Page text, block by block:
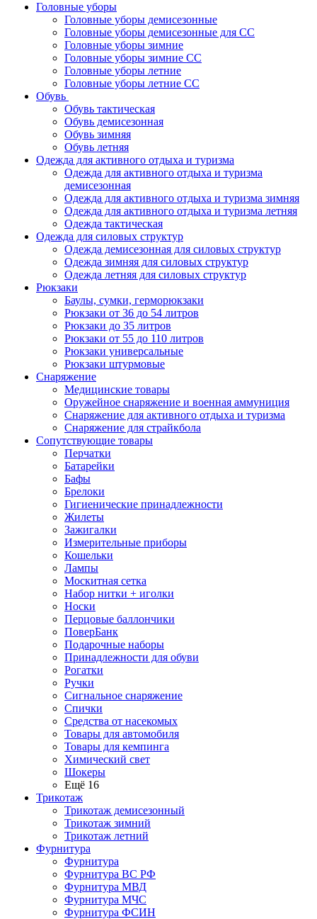
Головные уборы
Головные уборы демисезонные
Головные уборы демисезонные для СС
Головные уборы зимние
Головные уборы зимние СС
Головные уборы летние
Головные уборы летние СС
Обувь
Обувь тактическая
Обувь демисезонная
Обувь зимняя
Обувь летняя
Одежда для активного отдыха и туризма
Одежда для активного отдыха и туризма
демисезонная
Одежда для активного отдыха и туризма зимняя
Одежда для активного отдыха и туризма летняя
Одежда тактическая
Одежда для силовых структур
Одежда демисезонная для силовых структур
Одежда зимняя для силовых структур
Одежда летняя для силовых структур
Рюкзаки
Баулы, сумки, герморюкзаки
Рюкзаки от 36 до 54 литров
Рюкзаки до 35 литров
Рюкзаки от 55 до 110 литров
Рюкзаки универсальные
Рюкзаки штурмовые
Снаряжение
Медицинские товары
Оружейное снаряжение и военная аммуниция
Снаряжение для активного отдыха и туризма
Снаряжение для страйкбола
Сопутствующие товары
Перчатки
Батарейки
Бафы
Брелоки
Гигиенические принадлежности
Жилеты
Зажигалки
Измерительные приборы
Кошельки
Лампы
Москитная сетка
Набор нитки + иголки
Носки
Перцовые баллончики
ПоверБанк
Подарочные наборы
Принадлежности для обуви
Рогатки
Ручки
Сигнальное снаряжение
Спички
Средства от насекомых
Товары для автомобиля
Товары для кемпинга
Химический свет
Шокеры
Ещё 16
Трикотаж
Трикотаж демисезонный
Трикотаж зимний
Трикотаж летний
Фурнитура
Фурнитура
Фурнитура ВС РФ
Фурнитура МВД
Фурнитура МЧС
Фурнитура ФСИН